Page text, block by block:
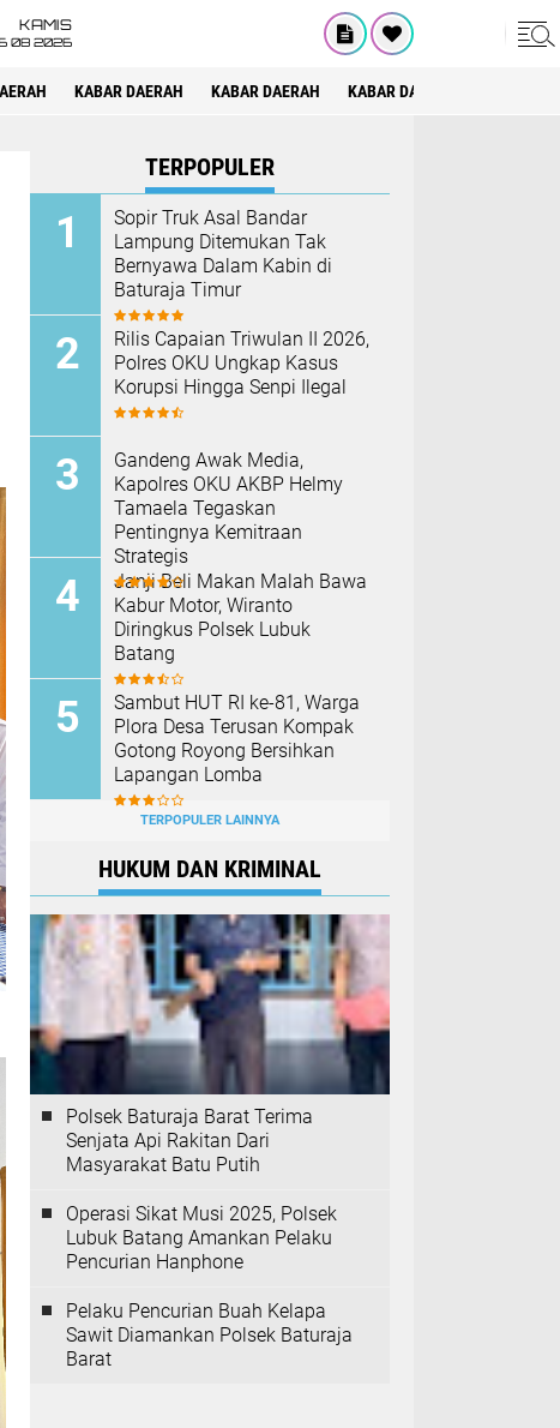
KAMIS
08 2026
KABAR DAERAH KABAR DAERAH KABAR DAERAH
TERPOPULER
Sopir Truk Asal Bandar
Lampung Ditemukan Tak
Bernyawa Dalam Kabin di
Baturaja Timur
Rilis Capaian Triwulan II 2026,
Polres OKU Ungkap Kasus
Korupsi Hingga Senpi Ilegal
Gandeng Awak Media,
Kapolres OKU AKBP Helmy
Tamaela Tegaskan
Pentingnya Kemitraan
Strategis
Janji Beli Makan Malah Bawa
Kabur Motor, Wiranto
Diringkus Polsek Lubuk
Batang
Sambut HUT RI ke-81, Warga
Plora Desa Terusan Kompak
Gotong Royong Bersihkan
Lapangan Lomba
TERPOPULER LAINNYA
HUKUM DAN KRIMINAL
Polsek Baturaja Barat Terima
Senjata Api Rakitan Dari
Masyarakat Batu Putih
Operasi Sikat Musi 2025, Polsek
Lubuk Batang Amankan Pelaku
Pencurian Hanphone
Pelaku Pencurian Buah Kelapa
Sawit Diamankan Polsek Baturaja
Barat